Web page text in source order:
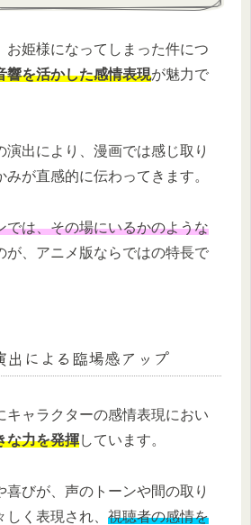
お姫様になってしまった件につ
響を活かした感情表現が魅力で
演出により、漫画では感じ取り
が直感的に伝わってきます。
では、その場にいるかのような
が、アニメ版ならではの特長で
出による臨場感アップ
キャラクターの感情表現におい
な力を発揮しています。
喜びが、声のトーンや間の取り
く表現され、 視聴者の感情を